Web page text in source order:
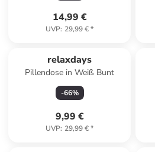
14,99 €
UVP: 29,99 €*
relaxdays
Pillendose in Weiß Bunt
-66%
9,99 €
UVP: 29,99 €*